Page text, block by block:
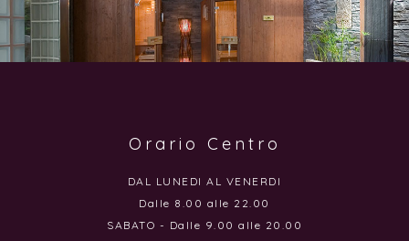
Orario Centro
DAL LUNEDI AL VENERDI
Dalle 8.00 alle 22.00
SABATO - Dalle 9.00 alle 20.00